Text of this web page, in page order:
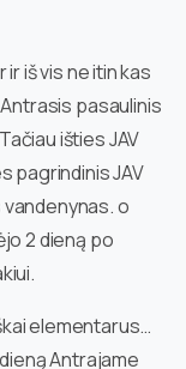
iš vis ne itin kas
pasaulinis
išties JAV
pagrindinis JAV
o
2 dieną po
elementarus…
Antrajame